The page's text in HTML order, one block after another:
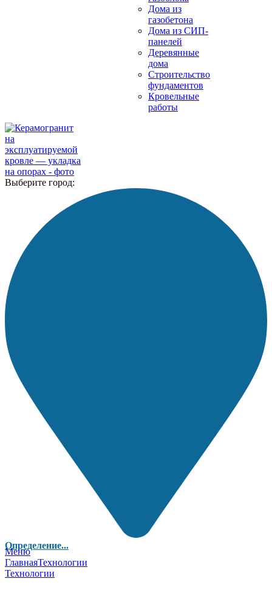
Дома из
газобетона
Дома из СИП-
панелей
Деревянные
дома
Строительство
фундаментов
Кровельные
работы
Выберите город:
Определение...
Меню
ГлавнаяТехнологии
Технологии